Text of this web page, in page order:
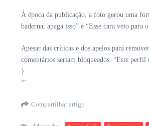
À época da publicação, a foto gerou uma
baderna, apaga isso” e “Esse cara veio
Apesar das críticas e dos apelos para
comentários seriam bloqueados. “Este
}
“`
Compartilhar artigo